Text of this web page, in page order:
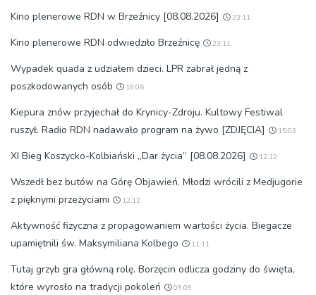
Kino plenerowe RDN w Brzeźnicy [08.08.2026] 23:11
Kino plenerowe RDN odwiedziło Brzeźnicę 23:11
Wypadek quada z udziałem dzieci. LPR zabrał jedną z
poszkodowanych osób
18:06
Kiepura znów przyjechał do Krynicy-Zdroju. Kultowy Festiwal
ruszył. Radio RDN nadawało program na żywo [ZDJĘCIA]
15:03
XI Bieg Koszycko-Kolbiański „Dar życia” [08.08.2026] 12:12
Wszedł bez butów na Górę Objawień. Młodzi wrócili z Medjugorie
z pięknymi przeżyciami
12:12
Aktywność fizyczna z propagowaniem wartości życia. Biegacze
upamiętnili św. Maksymiliana Kolbego
11:11
Tutaj grzyb gra główną rolę. Borzęcin odlicza godziny do święta,
które wyrosło na tradycji pokoleń
09:09